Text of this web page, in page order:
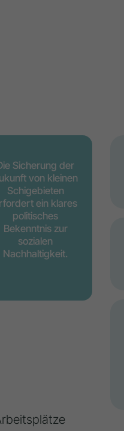
Sicherung der
von kleinen
Schigebieten
ein klares
politisches
Bekenntnis zur
sozialen
Nachhaltigkeit.